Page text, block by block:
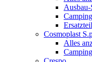
Cosmoplast
Alles